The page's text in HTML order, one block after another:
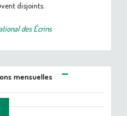
disjoints.
des Écrins
mensuelles